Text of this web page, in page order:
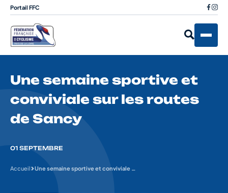
Portail FFC
Une semaine sportive et
conviviale sur les routes
de Sancy
01 SEPTEMBRE
Accueil Une semaine sportive et conviviale sur les routes de Sancy